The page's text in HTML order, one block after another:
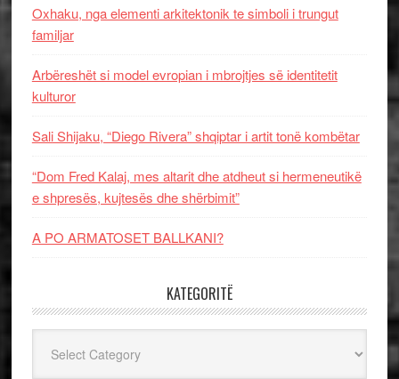
Oxhaku, nga elementi arkitektonik te simboli i trungut
familjar
Arbëreshët si model evropian i mbrojtjes së identitetit
kulturor
Sali Shijaku, “Diego Rivera” shqiptar i artit tonë kombëtar
“Dom Fred Kalaj, mes altarit dhe atdheut si hermeneutikë
e shpresës, kujtesës dhe shërbimit”
A PO ARMATOSET BALLKANI?
KATEGORITË